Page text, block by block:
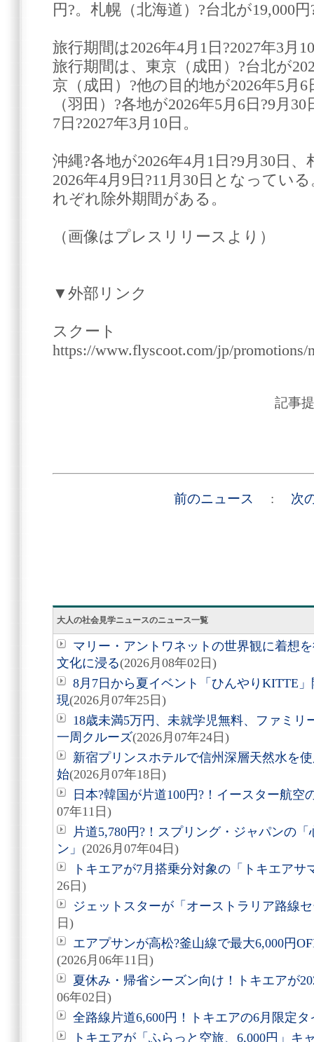
円?。札幌（北海道）?台北が19,000
旅行期間は2026年4月1日?2027年3月
旅行期間は、東京（成田）?台北が
京（成田）?他の目的地が2026年5月6
（羽田）?各地が2026年5月6日?9月
7日?2027年3月10日。
沖縄?各地が2026年4月1日?9月30日
2026年4月9日?11月30日となってい
れぞれ除外期間がある。
（画像はプレスリリースより）
▼外部リンク
スクート
https://www.flyscoot.com/jp/promotions/
記事
前のニュース : 次
大人の社会見学ニュースのニュース一覧
マリー・アントワネットの世界観に着想
文化に浸る(2026月08年02日)
8月7日から夏イベント「ひんやりKITTE
現(2026月07年25日)
18歳未満5万円、未就学児無料、ファミリ
一周クルーズ(2026月07年24日)
新宿プリンスホテルで信州深層天然水を
始(2026月07年18日)
日本?韓国が片道100円?！イースター航空
07年11日)
片道5,780円?！スプリング・ジャパンの
ン」 (2026月07年04日)
トキエアが7月搭乗分対象の「トキエアサ
26日)
ジェットスターが「オーストラリア路線
日)
エアプサンが高松?釜山線で最大6,000円
(2026月06年11日)
夏休み・帰省シーズン向け！トキエアが
06年02日)
全路線片道6,600円！トキエアの6月限定
トキエアが「ふらっと空旅、6,000円」キ